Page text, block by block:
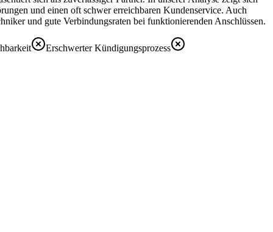
und einen oft schwer erreichbaren Kundenservice. Auch
und gute Verbindungsraten bei funktionierenden Anschlüssen.
Erschwerter Kündigungsprozess